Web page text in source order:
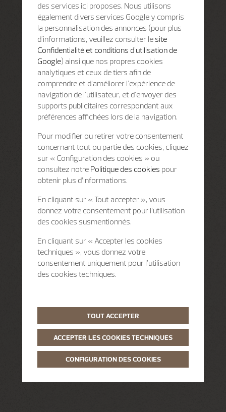
des services ici proposes. Nous utilisons
également divers services Google y compris
la personnalisation des annonces (pour plus
d'informations, veuillez consulter le site
Confidentialité et conditions d'utilisation de
Google) ainsi que nos propres cookies
analytiques et ceux de tiers afin de
comprendre et d'améliorer l'expérience de
navigation de l'utilisateur, et d'envoyer des
supports publicitaires correspondant aux
préférences affichées lors de la navigation.
Pour modifier ou retirer votre consentement
concernant tout ou partie des cookies, cliquez
sur « Configuration des cookies » ou
consultez notre Politique des cookies pour
obtenir plus d’informations.
En cliquant sur « Tout accepter », vous
donnez votre consentement pour l’utilisation
des cookies susmentionnés.
En cliquant sur « Accepter les cookies
techniques », vous donnez votre
consentement uniquement pour l’utilisation
des cookies techniques.
TOUT ACCEPTER
ACCEPTER LES COOKIES TECHNIQUES
CONFIGURATION DES COOKIES